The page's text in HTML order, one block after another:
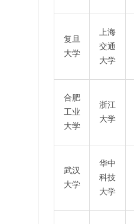
复旦
大学
上海
交通
大学
合肥
工业
大学
浙江
大学
武汉
大学
华中
科技
大学